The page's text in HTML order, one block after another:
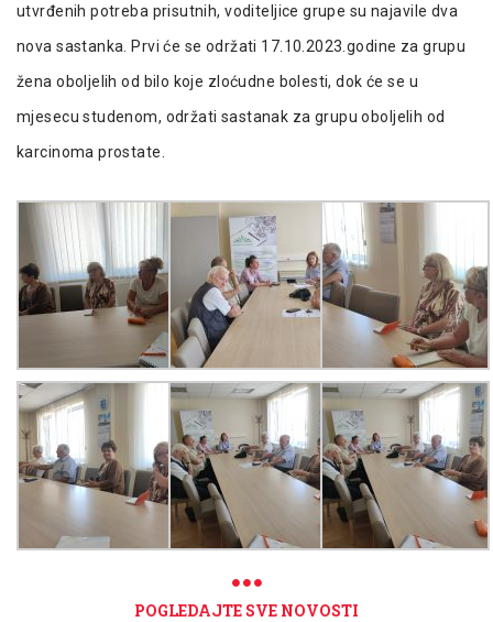
utvrđenih potreba prisutnih, voditeljice grupe su najavile dva
nova sastanka. Prvi će se održati 17.10.2023.godine za grupu
žena oboljelih od bilo koje zloćudne bolesti, dok će se u
mjesecu studenom, održati sastanak za grupu oboljelih od
karcinoma prostate.
POGLEDAJTE SVE NOVOSTI